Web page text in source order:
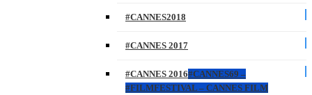
#CANNES2018
#CANNES 2017
#CANNES 2016#CANNES69 –
#FILMFESTIVAL – CANNES FILM